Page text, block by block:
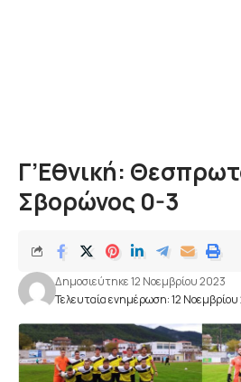
Γ’Εθνική:
Σβορώνος 0-3
Τελευταία ενημέρωση: 12
Δημοσιεύτηκε 12 Νοεμβρίου 2023